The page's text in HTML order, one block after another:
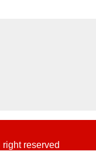
reserved